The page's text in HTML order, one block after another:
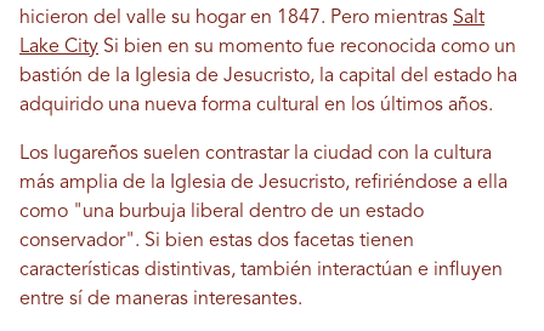
hicieron del valle su hogar en 1847. Pero mientras Salt
Lake City Si bien en su momento fue reconocida como un
bastión de la Iglesia de Jesucristo, la capital del estado ha
adquirido una nueva forma cultural en los últimos años.
Los lugareños suelen contrastar la ciudad con la cultura
más amplia de la Iglesia de Jesucristo, refiriéndose a ella
como "una burbuja liberal dentro de un estado
conservador". Si bien estas dos facetas tienen
características distintivas, también interactúan e influyen
entre sí de maneras interesantes.